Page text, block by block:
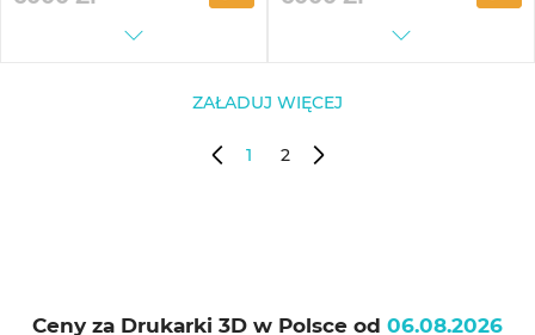
ZAŁADUJ WIĘCEJ
1 2
Ceny za Drukarki 3D w Polsce od 06.08.2026